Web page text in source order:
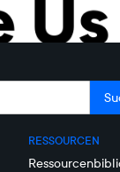
RESSOURCEN